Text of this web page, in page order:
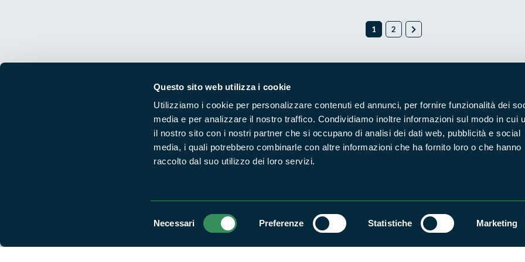
Questo sito web utilizza i cookie
Utilizziamo i cookie per personalizzare contenuti ed annunci, per fornire funzionalità dei
media e per analizzare il nostro traffico. Condividiamo inoltre informazioni sul modo in cui
il nostro sito con i nostri partner che si occupano di analisi dei dati web, pubblicità e social
media, i quali potrebbero combinarle con altre informazioni che ha fornito loro o che hanno
raccolto dal suo utilizzo dei loro servizi.
Necessari Preferenze Statistiche Marketing
1 2
Naviga nel sito
Aree Protette
Comunicati stampa